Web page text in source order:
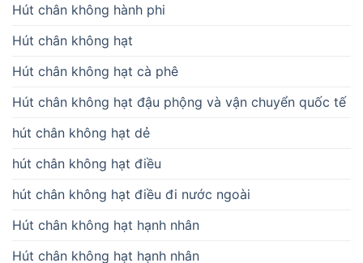
Hút chân không hành phi
Hút chân không hạt
Hút chân không hạt cà phê
Hút chân không hạt đậu phộng và vận chuyển quốc tế
hút chân không hạt dẻ
hút chân không hạt điều
hút chân không hạt điều đi nước ngoài
Hút chân không hạt hạnh nhân
Hút chân không hạt hạnh nhân